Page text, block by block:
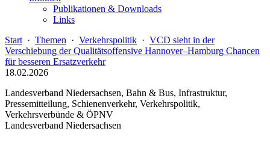
Publikationen & Downloads
Links
Start · Themen · Verkehrspolitik · VCD sieht in der
Verschiebung der Qualitätsoffensive Hannover–Hamburg Chancen
für besseren Ersatzverkehr
18.02.2026
Landesverband Niedersachsen, Bahn & Bus, Infrastruktur,
Pressemitteilung, Schienenverkehr, Verkehrspolitik,
Verkehrsverbünde & ÖPNV
Landesverband Niedersachsen